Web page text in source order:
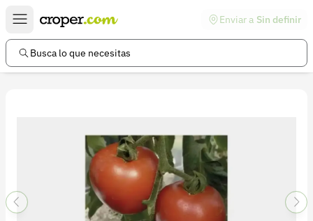
Enviar a Sin definir
Busca lo que necesitas
Enlaces de interés
Preguntas frecuentes
Términos y condiciones
Política de devoluciones
Política de privacidad